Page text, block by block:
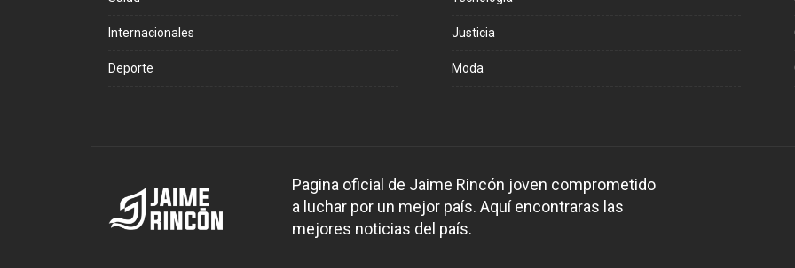
Internacionales
Deporte
Justicia
Moda
Pagina oficial de Jaime Rincón joven comprometido
a luchar por un mejor país. Aquí encontraras las
mejores noticias del país.